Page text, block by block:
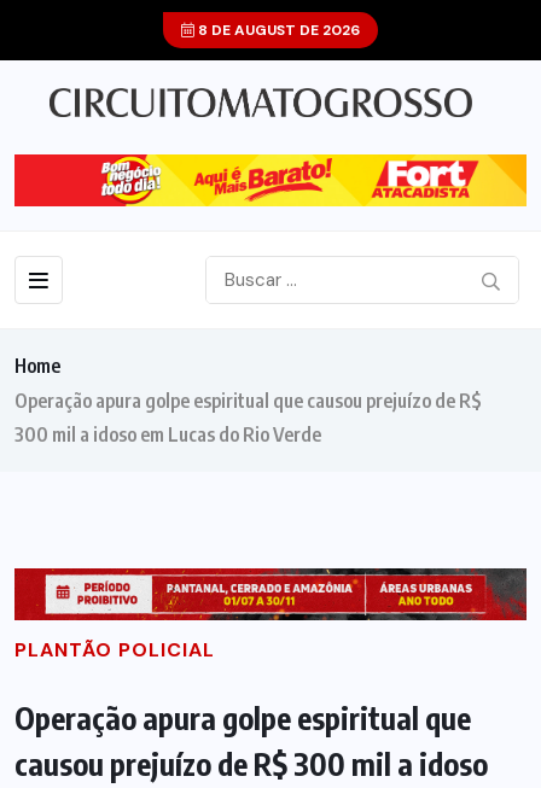
8 DE AUGUST DE 2026
Home
Operação apura golpe espiritual que causou prejuízo de R$
300 mil a idoso em Lucas do Rio Verde
PLANTÃO POLICIAL
Operação apura golpe espiritual que
causou prejuízo de R$ 300 mil a idoso